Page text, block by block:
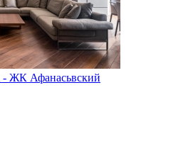
- ЖК Афанасьвский